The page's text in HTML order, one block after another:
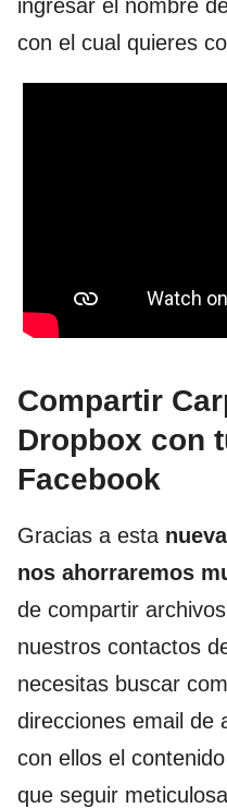
ingresar el nombre
con el cual quieres
Compartir
Dropbox con
Facebook
Gracias a esta
nos ahorraremos
de compartir
nuestros contactos
necesitas buscar
direcciones email de
con ellos el
que seguir